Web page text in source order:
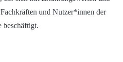
und Nutzer*innen der
beschäftigt.